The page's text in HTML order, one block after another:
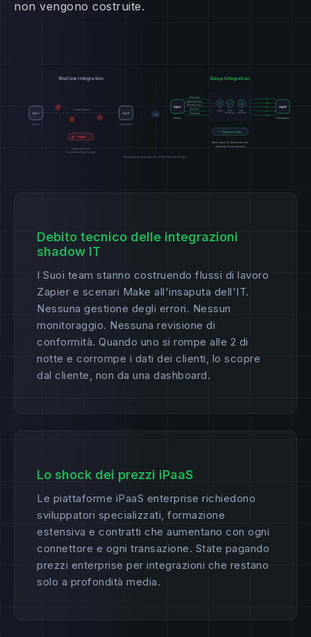
non vengono costruite.
Debito tecnico delle integrazioni
shadow IT
I Suoi team stanno costruendo flussi di lavoro
Zapier e scenari Make all'insaputa dell'IT.
Nessuna gestione degli errori. Nessun
monitoraggio. Nessuna revisione di
conformità. Quando uno si rompe alle 2 di
notte e corrompe i dati dei clienti, lo scopre
dal cliente, non da una dashboard.
Lo shock dei prezzi iPaaS
Le piattaforme iPaaS enterprise richiedono
sviluppatori specializzati, formazione
estensiva e contratti che aumentano con ogni
connettore e ogni transazione. State pagando
prezzi enterprise per integrazioni che restano
solo a profondità media.